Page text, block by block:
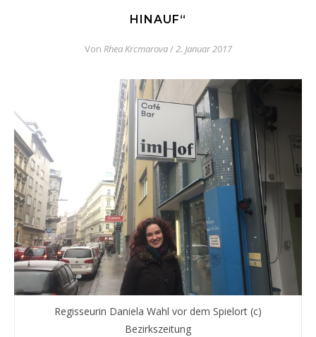
HINAUF“
Von Rhea Krcmarova/ 2. Januar 2017
Regisseurin Daniela Wahl vor dem Spielort (c)
Bezirkszeitung